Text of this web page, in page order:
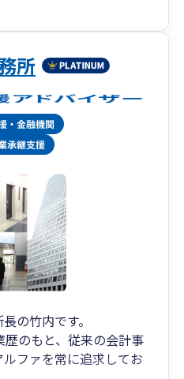
特殊業務まで、経営に
お気軽にご相談くださ
所
の竹内です。
のもと、従来の会計事
ファを常に追求してお